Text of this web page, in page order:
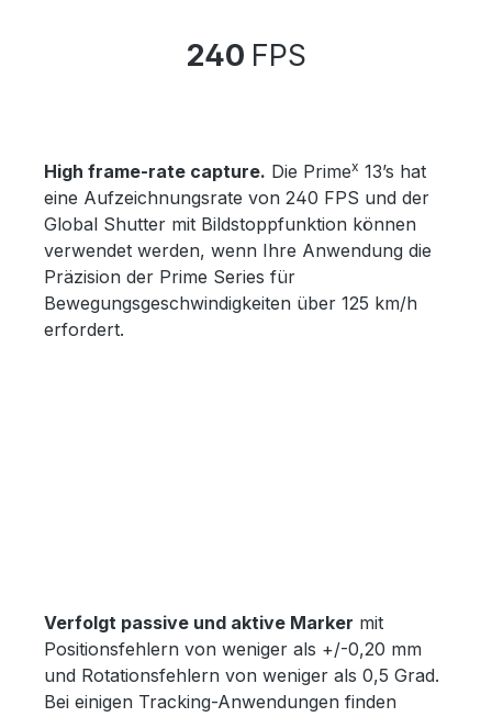
240 FPS
High frame-rate capture. Die Primex 13’s hat
eine Aufzeichnungsrate von 240 FPS und der
Global Shutter mit Bildstoppfunktion können
verwendet werden, wenn Ihre Anwendung die
Präzision der Prime Series für
Bewegungsgeschwindigkeiten über 125 km/h
erfordert.
Verfolgt passive und aktive Marker mit
Positionsfehlern von weniger als +/-0,20 mm
und Rotationsfehlern von weniger als 0,5 Grad.
Bei einigen Tracking-Anwendungen finden